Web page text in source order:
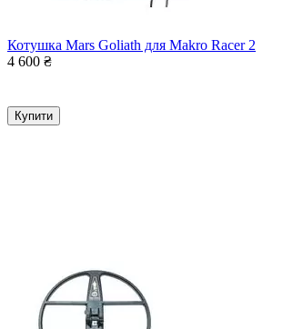
Котушка Mars Goliath для Makro Racer 2
4 600 ₴
Купити